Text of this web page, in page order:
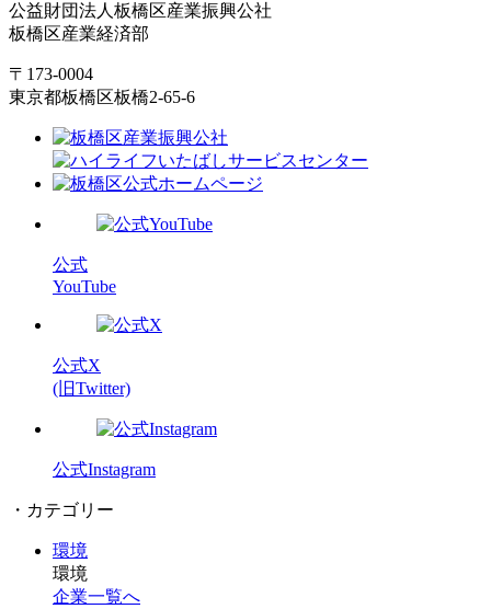
公益財団法人板橋区産業振興公社
板橋区産業経済部
〒173-0004
東京都板橋区板橋2-65-6
公式
YouTube
公式X
(旧Twitter)
公式Instagram
・カテゴリー
環境
環境
企業一覧へ